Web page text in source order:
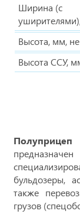
Ширина (с
Высота, мм,
Высота ССУ,
бульдозеры,
также
грузов